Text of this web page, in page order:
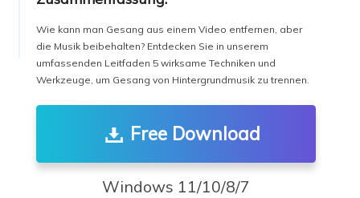
Wie kann man Gesang aus einem Video entfernen, aber
die Musik beibehalten? Entdecken Sie in unserem
umfassenden Leitfaden 5 wirksame Techniken und
Werkzeuge, um Gesang von Hintergrundmusik zu trennen.
Free Download
Windows 11/10/8/7